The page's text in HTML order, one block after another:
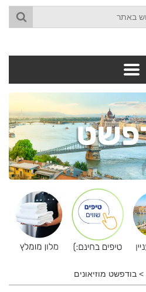
> בודפשט מוזיאונים